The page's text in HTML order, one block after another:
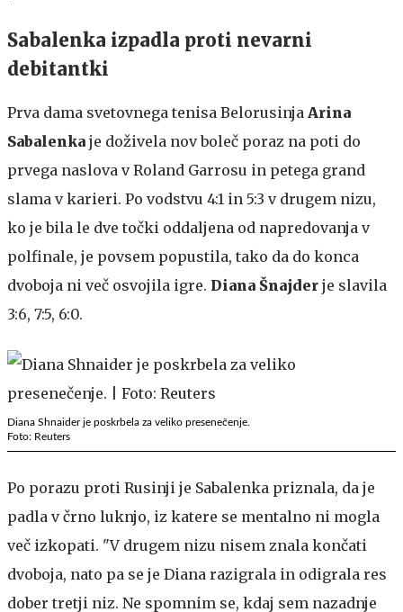
Sabalenka izpadla proti nevarni
debitantki
Prva dama svetovnega tenisa Belorusinja Arina
Sabalenka je doživela nov boleč poraz na poti do
prvega naslova v Roland Garrosu in petega grand
slama v karieri. Po vodstvu 4:1 in 5:3 v drugem nizu,
ko je bila le dve točki oddaljena od napredovanja v
polfinale, je povsem popustila, tako da do konca
dvoboja ni več osvojila igre. Diana Šnajder je slavila
3:6, 7:5, 6:0.
Diana Shnaider je poskrbela za veliko presenečenje.
Foto: Reuters
Po porazu proti Rusinji je Sabalenka priznala, da je
padla v črno luknjo, iz katere se mentalno ni mogla
več izkopati. "V drugem nizu nisem znala končati
dvoboja, nato pa se je Diana razigrala in odigrala res
dober tretji niz. Ne spomnim se, kdaj sem nazadnje